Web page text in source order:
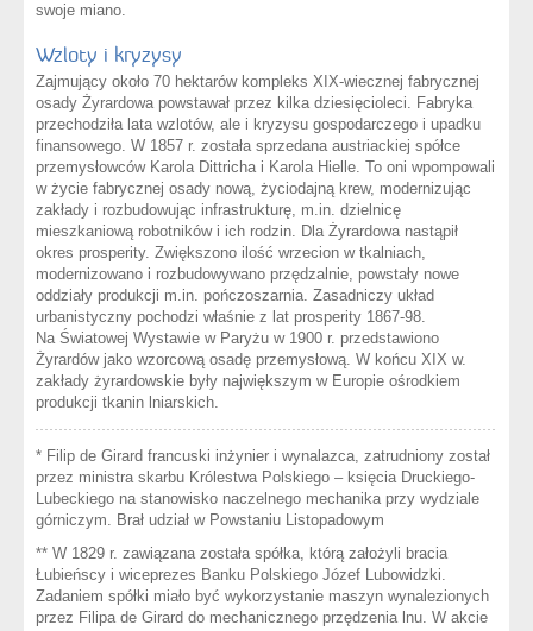
swoje miano.
Wzloty i kryzysy
Zajmujący około 70 hektarów kompleks XIX-wiecznej fabrycznej
osady Żyrardowa powstawał przez kilka dziesięcioleci. Fabryka
przechodziła lata wzlotów, ale i kryzysu gospodarczego i upadku
finansowego. W 1857 r. została sprzedana austriackiej spółce
przemysłowców Karola Dittricha i Karola Hielle. To oni wpompowali
w życie fabrycznej osady nową, życiodajną krew, modernizując
zakłady i rozbudowując infrastrukturę, m.in. dzielnicę
mieszkaniową robotników i ich rodzin. Dla Żyrardowa nastąpił
okres prosperity. Zwiększono ilość wrzecion w tkalniach,
modernizowano i rozbudowywano przędzalnie, powstały nowe
oddziały produkcji m.in. pończoszarnia. Zasadniczy układ
urbanistyczny pochodzi właśnie z lat prosperity 1867-98.
Na Światowej Wystawie w Paryżu w 1900 r. przedstawiono
Żyrardów jako wzorcową osadę przemysłową. W końcu XIX w.
zakłady żyrardowskie były największym w Europie ośrodkiem
produkcji tkanin lniarskich.
* Filip de Girard francuski inżynier i wynalazca, zatrudniony został
przez ministra skarbu Królestwa Polskiego – księcia Druckiego-
Lubeckiego na stanowisko naczelnego mechanika przy wydziale
górniczym. Brał udział w Powstaniu Listopadowym
** W 1829 r. zawiązana została spółka, którą założyli bracia
Łubieńscy i wiceprezes Banku Polskiego Józef Lubowidzki.
Zadaniem spółki miało być wykorzystanie maszyn wynalezionych
przez Filipa de Girard do mechanicznego przędzenia lnu. W akcie